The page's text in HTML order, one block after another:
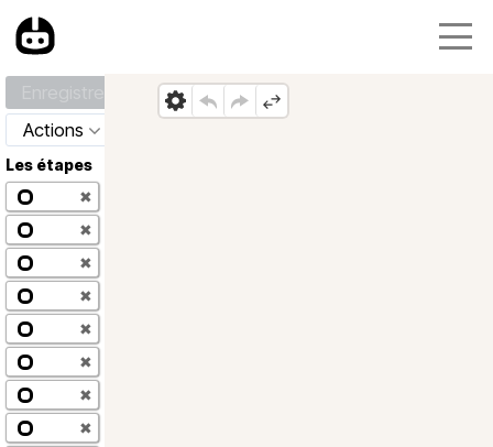
Actions
Les étapes
✖
✖
✖
✖
✖
✖
✖
✖